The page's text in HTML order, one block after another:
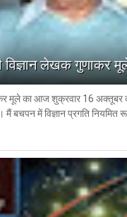
विज्ञान लेखक गुणाकर
मूले का आज शुक्रवार 16 अक्तूबर
मैं बचपन में विज्ञान प्रगति नियमित